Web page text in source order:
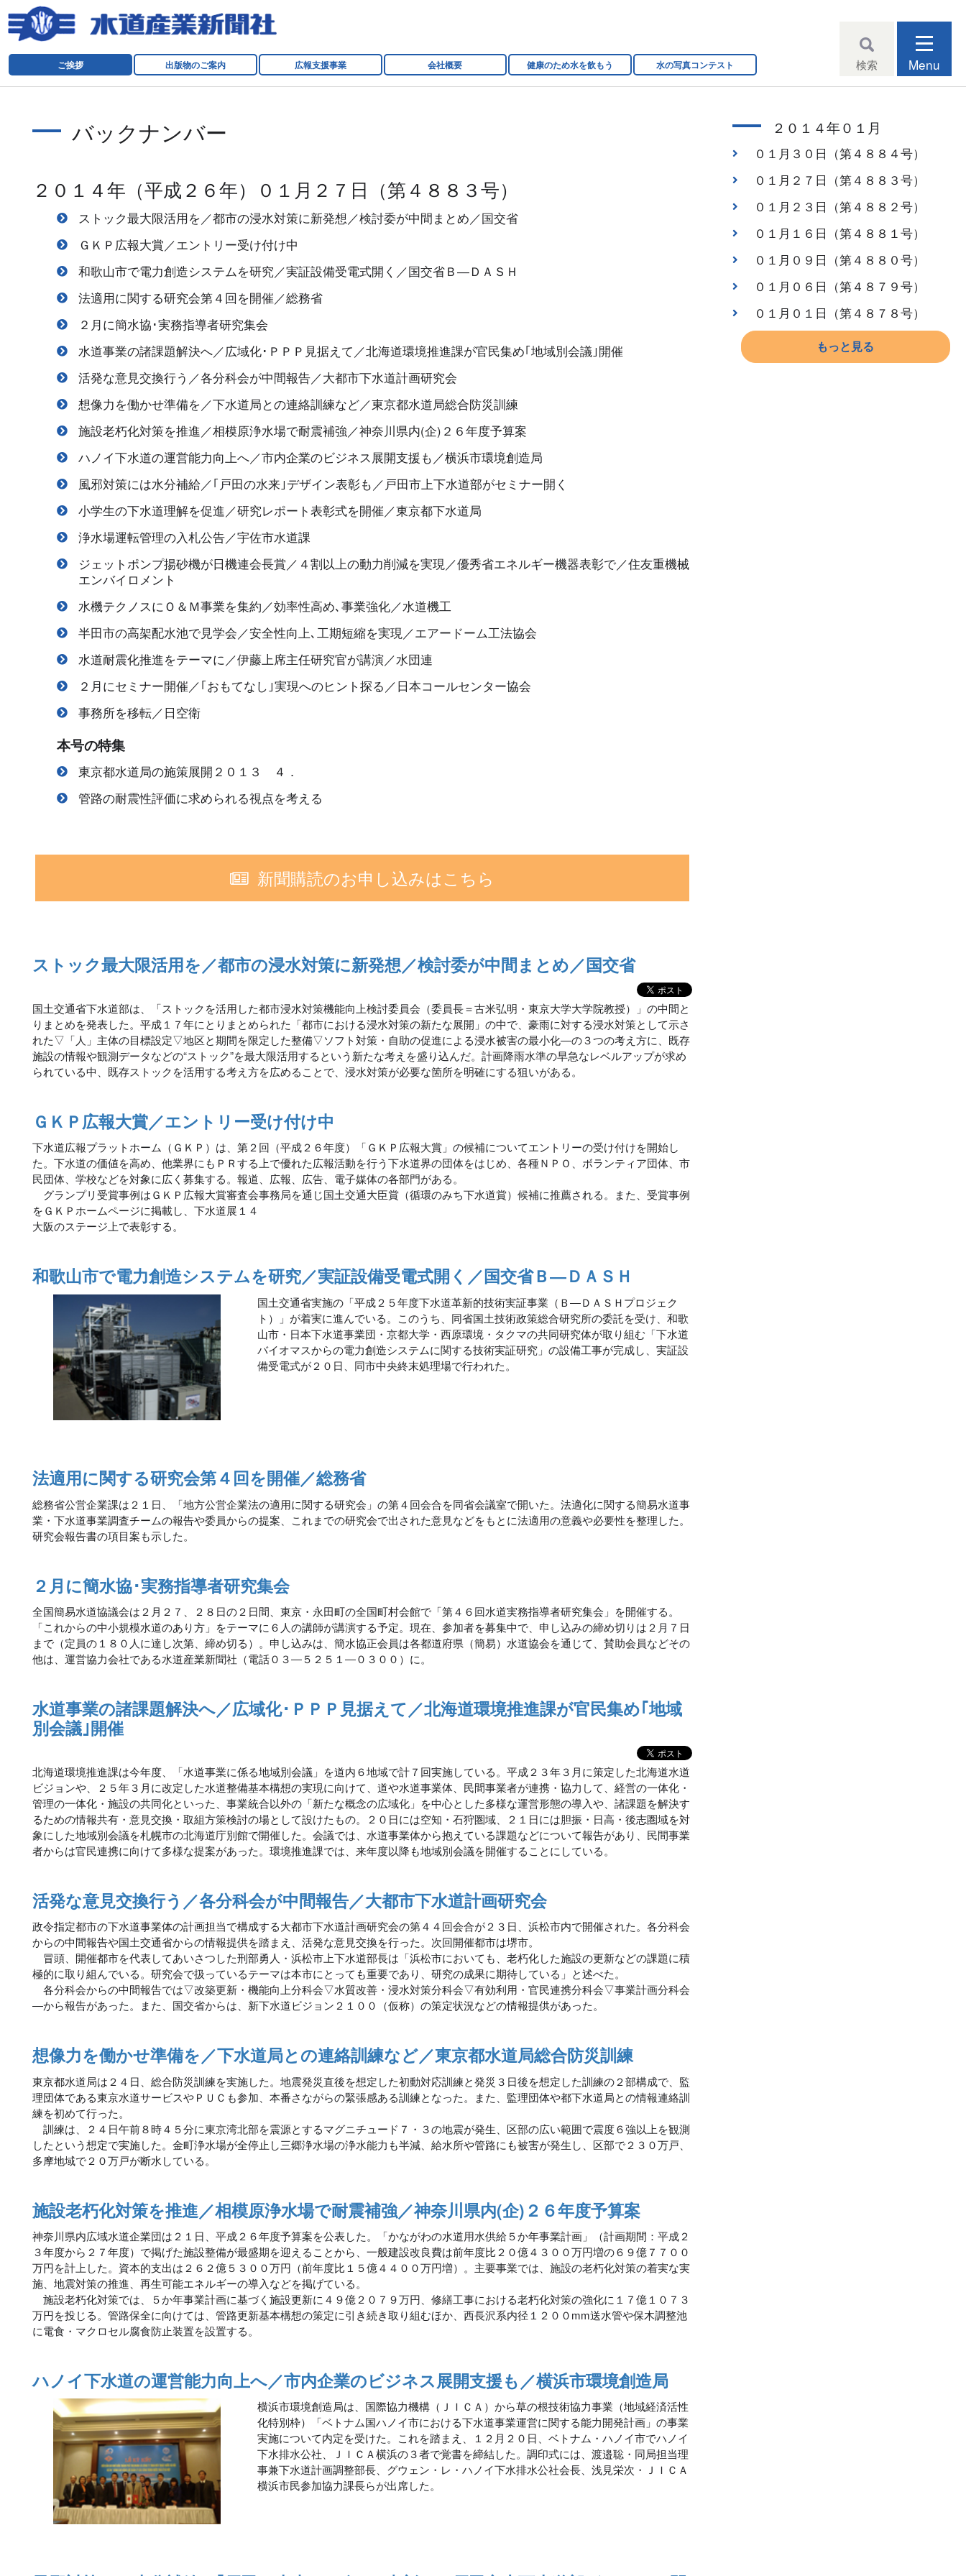
ご挨拶 出版物のご案内 広報支援事業 会社概要 健康のため水を飲もう 水の写真コンテスト Menu
検索
バックナンバー
２０１４年（平成２６年）０１月２７日（第４８８３号）
ストック最大限活用を／都市の浸水対策に新発想／検討委が中間まとめ／国交省
ＧＫＰ広報大賞／エントリー受け付け中
和歌山市で電力創造システムを研究／実証設備受電式開く／国交省Ｂ―ＤＡＳＨ
法適用に関する研究会第４回を開催／総務省
２月に簡水協･実務指導者研究集会
水道事業の諸課題解決へ／広域化･ＰＰＰ見据えて／北海道環境推進課が官民集め｢地域別会議｣開催
活発な意見交換行う／各分科会が中間報告／大都市下水道計画研究会
想像力を働かせ準備を／下水道局との連絡訓練など／東京都水道局総合防災訓練
施設老朽化対策を推進／相模原浄水場で耐震補強／神奈川県内(企)２６年度予算案
ハノイ下水道の運営能力向上へ／市内企業のビジネス展開支援も／横浜市環境創造局
風邪対策には水分補給／｢戸田の水来｣デザイン表彰も／戸田市上下水道部がセミナー開く
小学生の下水道理解を促進／研究レポート表彰式を開催／東京都下水道局
浄水場運転管理の入札公告／宇佐市水道課
ジェットポンプ揚砂機が日機連会長賞／４割以上の動力削減を実現／優秀省エネルギー機器表彰で／住友重機械
エンバイロメント
水機テクノスにＯ＆Ｍ事業を集約／効率性高め､事業強化／水道機工
半田市の高架配水池で見学会／安全性向上､工期短縮を実現／エアードーム工法協会
水道耐震化推進をテーマに／伊藤上席主任研究官が講演／水団連
２月にセミナー開催／｢おもてなし｣実現へのヒント探る／日本コールセンター協会
事務所を移転／日空衛
本号の特集
東京都水道局の施策展開２０１３ ４．
管路の耐震性評価に求められる視点を考える
新聞購読のお申し込みはこちら
ストック最大限活用を／都市の浸水対策に新発想／検討委が中間まとめ／国交省
国土交通省下水道部は、「ストックを活用した都市浸水対策機能向上検討委員会（委員長＝古米弘明・東京大学大学院教授）」の中間と
りまとめを発表した。平成１７年にとりまとめられた「都市における浸水対策の新たな展開」の中で、豪雨に対する浸水対策として示さ
れた▽「人」主体の目標設定▽地区と期間を限定した整備▽ソフト対策・自助の促進による浸水被害の最小化―の３つの考え方に、既存
施設の情報や観測データなどの“ストック”を最大限活用するという新たな考えを盛り込んだ。計画降雨水準の早急なレベルアップが求め
られている中、既存ストックを活用する考え方を広めることで、浸水対策が必要な箇所を明確にする狙いがある。
ＧＫＰ広報大賞／エントリー受け付け中
下水道広報プラットホーム（ＧＫＰ）は、第２回（平成２６年度）「ＧＫＰ広報大賞」の候補についてエントリーの受け付けを開始し
た。下水道の価値を高め、他業界にもＰＲする上で優れた広報活動を行う下水道界の団体をはじめ、各種ＮＰＯ、ボランティア団体、市
民団体、学校などを対象に広く募集する。報道、広報、広告、電子媒体の各部門がある。
グランプリ受賞事例はＧＫＰ広報大賞審査会事務局を通じ国土交通大臣賞（循環のみち下水道賞）候補に推薦される。また、受賞事例
をＧＫＰホームページに掲載し、下水道展１４
大阪のステージ上で表彰する。
和歌山市で電力創造システムを研究／実証設備受電式開く／国交省Ｂ―ＤＡＳＨ
国土交通省実施の「平成２５年度下水道革新的技術実証事業（Ｂ―ＤＡＳＨプロジェク
ト）」が着実に進んでいる。このうち、同省国土技術政策総合研究所の委託を受け、和歌
山市・日本下水道事業団・京都大学・西原環境・タクマの共同研究体が取り組む「下水道
バイオマスからの電力創造システムに関する技術実証研究」の設備工事が完成し、実証設
備受電式が２０日、同市中央終末処理場で行われた。
法適用に関する研究会第４回を開催／総務省
総務省公営企業課は２１日、「地方公営企業法の適用に関する研究会」の第４回会合を同省会議室で開いた。法適化に関する簡易水道事
業・下水道事業調査チームの報告や委員からの提案、これまでの研究会で出された意見などをもとに法適用の意義や必要性を整理した。
研究会報告書の項目案も示した。
２月に簡水協･実務指導者研究集会
全国簡易水道協議会は２月２７、２８日の２日間、東京・永田町の全国町村会館で「第４６回水道実務指導者研究集会」を開催する。
「これからの中小規模水道のあり方」をテーマに６人の講師が講演する予定。現在、参加者を募集中で、申し込みの締め切りは２月７日
まで（定員の１８０人に達し次第、締め切る）。申し込みは、簡水協正会員は各都道府県（簡易）水道協会を通じて、賛助会員などその
他は、運営協力会社である水道産業新聞社（電話０３―５２５１―０３００）に。
水道事業の諸課題解決へ／広域化･ＰＰＰ見据えて／北海道環境推進課が官民集め｢地域
別会議｣開催
北海道環境推進課は今年度、「水道事業に係る地域別会議」を道内６地域で計７回実施している。平成２３年３月に策定した北海道水道
ビジョンや、２５年３月に改定した水道整備基本構想の実現に向けて、道や水道事業体、民間事業者が連携・協力して、経営の一体化・
管理の一体化・施設の共同化といった、事業統合以外の「新たな概念の広域化」を中心とした多様な運営形態の導入や、諸課題を解決す
るための情報共有・意見交換・取組方策検討の場として設けたもの。２０日には空知・石狩圏域、２１日には胆振・日高・後志圏域を対
象にした地域別会議を札幌市の北海道庁別館で開催した。会議では、水道事業体から抱えている課題などについて報告があり、民間事業
者からは官民連携に向けて多様な提案があった。環境推進課では、来年度以降も地域別会議を開催することにしている。
活発な意見交換行う／各分科会が中間報告／大都市下水道計画研究会
政令指定都市の下水道事業体の計画担当で構成する大都市下水道計画研究会の第４４回会合が２３日、浜松市内で開催された。各分科会
からの中間報告や国土交通省からの情報提供を踏まえ、活発な意見交換を行った。次回開催都市は堺市。
冒頭、開催都市を代表してあいさつした刑部勇人・浜松市上下水道部長は「浜松市においても、老朽化した施設の更新などの課題に積
極的に取り組んでいる。研究会で扱っているテーマは本市にとっても重要であり、研究の成果に期待している」と述べた。
各分科会からの中間報告では▽改築更新・機能向上分科会▽水質改善・浸水対策分科会▽有効利用・官民連携分科会▽事業計画分科会
―から報告があった。また、国交省からは、新下水道ビジョン２１００（仮称）の策定状況などの情報提供があった。
想像力を働かせ準備を／下水道局との連絡訓練など／東京都水道局総合防災訓練
東京都水道局は２４日、総合防災訓練を実施した。地震発災直後を想定した初動対応訓練と発災３日後を想定した訓練の２部構成で、監
理団体である東京水道サービスやＰＵＣも参加、本番さながらの緊張感ある訓練となった。また、監理団体や都下水道局との情報連絡訓
練を初めて行った。
訓練は、２４日午前８時４５分に東京湾北部を震源とするマグニチュード７・３の地震が発生、区部の広い範囲で震度６強以上を観測
したという想定で実施した。金町浄水場が全停止し三郷浄水場の浄水能力も半減、給水所や管路にも被害が発生し、区部で２３０万戸、
多摩地域で２０万戸が断水している。
施設老朽化対策を推進／相模原浄水場で耐震補強／神奈川県内(企)２６年度予算案
神奈川県内広域水道企業団は２１日、平成２６年度予算案を公表した。「かながわの水道用水供給５か年事業計画」（計画期間：平成２
３年度から２７年度）で掲げた施設整備が最盛期を迎えることから、一般建設改良費は前年度比２０億４３００万円増の６９億７７００
万円を計上した。資本的支出は２６２億５３００万円（前年度比１５億４４００万円増）。主要事業では、施設の老朽化対策の着実な実
施、地震対策の推進、再生可能エネルギーの導入などを掲げている。
施設老朽化対策では、５か年事業計画に基づく施設更新に４９億２０７９万円、修繕工事における老朽化対策の強化に１７億１０７３
万円を投じる。管路保全に向けては、管路更新基本構想の策定に引き続き取り組むほか、西長沢系内径１２００mm送水管や保木調整池
に電食・マクロセル腐食防止装置を設置する。
ハノイ下水道の運営能力向上へ／市内企業のビジネス展開支援も／横浜市環境創造局
横浜市環境創造局は、国際協力機構（ＪＩＣＡ）から草の根技術協力事業（地域経済活性
化特別枠）「ベトナム国ハノイ市における下水道事業運営に関する能力開発計画」の事業
実施について内定を受けた。これを踏まえ、１２月２０日、ベトナム・ハノイ市でハノイ
下水排水公社、ＪＩＣＡ横浜の３者で覚書を締結した。調印式には、渡邉聡・同局担当理
事兼下水道計画調整部長、グウェン・レ・ハノイ下水排水公社会長、浅見栄次・ＪＩＣＡ
横浜市民参加協力課長らが出席した。
２０１４年０１月
０１月３０日（第４８８４号）
０１月２７日（第４８８３号）
０１月２３日（第４８８２号）
０１月１６日（第４８８１号）
０１月０９日（第４８８０号）
０１月０６日（第４８７９号）
０１月０１日（第４８７８号）
もっと見る